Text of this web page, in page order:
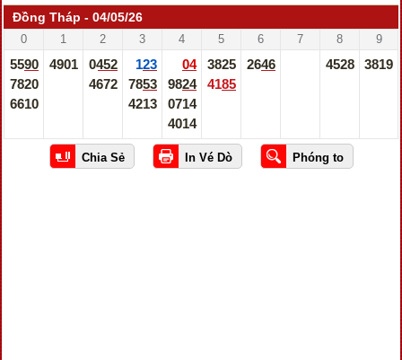
Đồng Tháp - 04/05/26
0 1 2 3 4 5 6 7 8 9
5590
7820
6610
4901
0452
4672
123
7853
4213
04
9824
0714
4014
3825
4185
2646 4528 3819